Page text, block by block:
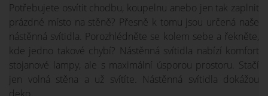
Potřebujete osvítit chodbu, koupelnu anebo jen tak zaplnit
prázdné místo na stěně? Přesně k tomu jsou určená naše
nástěnná svítidla. Porozhlédněte se kolem sebe a řekněte,
kde jedno takové chybí? Nástěnná svítidla nabízí komfort
stojanové lampy, ale s maximální úsporou prostoru. Stačí
jen volná stěna a už svítíte. Nástěnná svítidla dokážou